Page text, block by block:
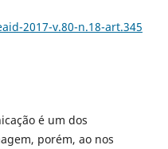
2017-v.80-n.18-art.345
é um dos
porém, ao nos